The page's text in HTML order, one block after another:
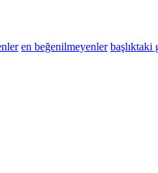
en beğenilmeyenler başlıktaki